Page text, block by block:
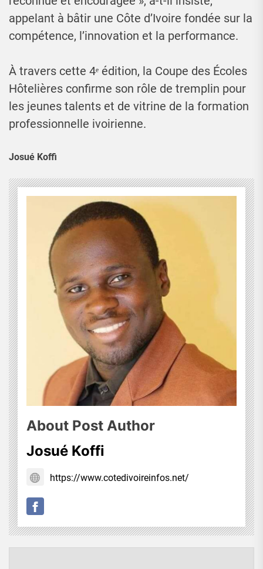
appelant à bâtir une Côte d’Ivoire fondée sur la
compétence, l’innovation et la performance.
À travers cette 4ᵉ édition, la Coupe des Écoles
Hôtelières confirme son rôle de tremplin pour
les jeunes talents et de vitrine de la formation
professionnelle ivoirienne.
Josué Koffi
About Post Author
Josué Koffi
https://www.cotedivoireinfos.net/